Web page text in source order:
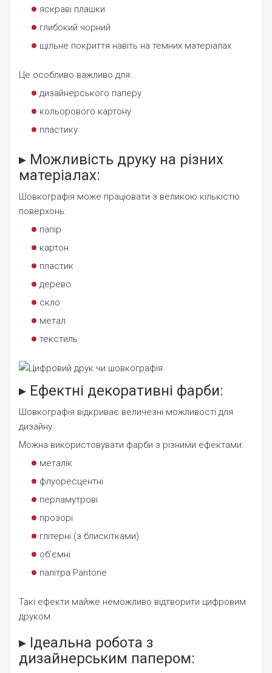
яскраві плашки
глибокий чорний
щільне покриття навіть на темних матеріалах
Це особливо важливо для:
дизайнерського паперу
кольорового картону
пластику
▸ Можливість друку на різних
матеріалах:
Шовкографія може працювати з великою кількістю
поверхонь:
папір
картон
пластик
дерево
скло
метал
текстиль
▸ Ефектні декоративні фарби:
Шовкографія відкриває величезні можливості для
дизайну.
Можна використовувати фарби з різними ефектами:
металік
флуоресцентні
перламутрові
прозорі
глітерні (з блискітками)
об’ємні
палітра Pantone
Такі ефекти майже неможливо відтворити цифровим
друком.
▸ Ідеальна робота з
дизайнерським папером: